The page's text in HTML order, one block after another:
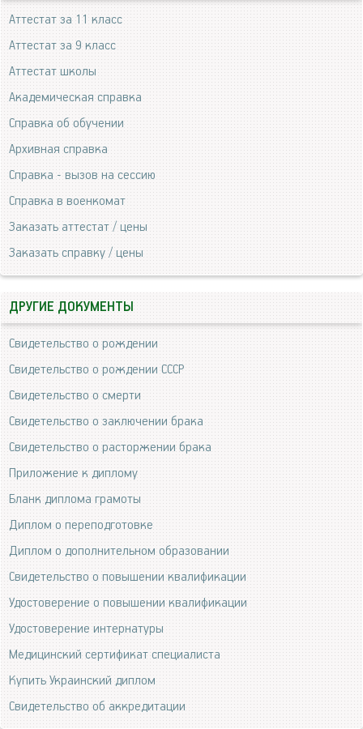
Аттестат за 11 класс
Аттестат за 9 класс
Аттестат школы
Академическая справка
Справка об обучении
Архивная справка
Справка - вызов на сессию
Справка в военкомат
Заказать аттестат / цены
Заказать справку / цены
ДРУГИЕ ДОКУМЕНТЫ
Свидетельство о рождении
Свидетельство о рождении СССР
Свидетельство о смерти
Свидетельство о заключении брака
Свидетельство о расторжении брака
Приложение к диплому
Бланк диплома грамоты
Диплом о переподготовке
Диплом о дополнительном образовании
Свидетельство о повышении квалификации
Удостоверение о повышении квалификации
Удостоверение интернатуры
Медицинский сертификат специалиста
Купить Украинский диплом
Свидетельство об аккредитации